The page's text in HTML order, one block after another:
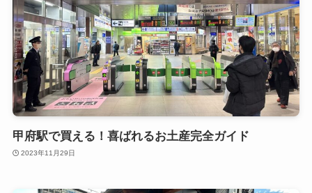
甲府駅で買える！喜ばれるお土産完全ガイド
2023年11月29日